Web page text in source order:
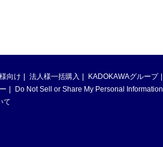
向け 法人様一括購入
KADOKAWAグループ
Do Not Sell or Share My Personal Information
て